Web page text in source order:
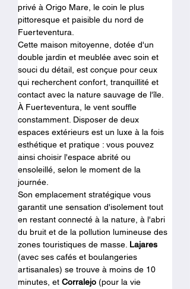
privé à Origo Mare, le coin le plus
pittoresque et paisible du nord de
Fuerteventura.
Cette maison mitoyenne, dotée d'un
double jardin et meublée avec soin et
souci du détail, est conçue pour ceux
qui recherchent confort, tranquillité et
contact avec la nature sauvage de l'île.
À Fuerteventura, le vent souffle
constamment. Disposer de deux
espaces extérieurs est un luxe à la fois
esthétique et pratique : vous pouvez
ainsi choisir l'espace abrité ou
ensoleillé, selon le moment de la
journée.
Son emplacement stratégique vous
garantit une sensation d'isolement tout
en restant connecté à la nature, à l'abri
du bruit et de la pollution lumineuse des
zones touristiques de masse. Lajares
(avec ses cafés et boulangeries
artisanales) se trouve à moins de 10
minutes, et Corralejo (pour la vie